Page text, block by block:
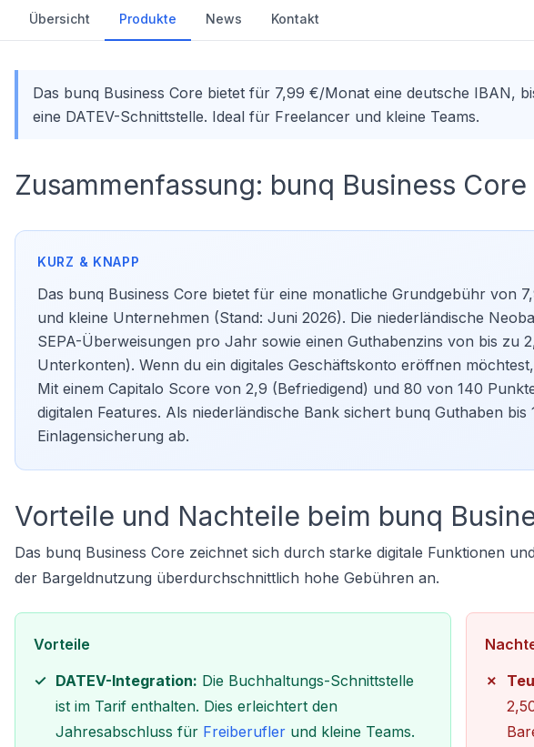
Übersicht Produkte News Kontakt
Das bunq Business Core bietet für 7,99 €/Monat eine deutsche IBAN,
eine DATEV-Schnittstelle. Ideal für Freelancer und kleine Teams.
Zusammenfassung: bunq Business Core
Das bunq Business Core bietet für eine monatliche Grundgebühr von
und kleine Unternehmen (Stand: Juni 2026). Die niederländische
SEPA-Überweisungen pro Jahr sowie einen Guthabenzins von bis zu
Unterkonten). Wenn du ein digitales Geschäftskonto eröffnen
Mit einem Capitalo Score von 2,9 (Befriedigend) und 80 von 140
digitalen Features. Als niederländische Bank sichert bunq Guthaben
Einlagensicherung ab.
Vorteile und Nachteile beim bunq
Das bunq Business Core zeichnet sich durch starke digitale Funktionen
der Bargeldnutzung überdurchschnittlich hohe Gebühren an.
Vorteile
DATEV-Integration: Die Buchhaltungs-Schnittstelle
ist im Tarif enthalten. Dies erleichtert den
Jahresabschluss für Freiberufler und kleine Teams.